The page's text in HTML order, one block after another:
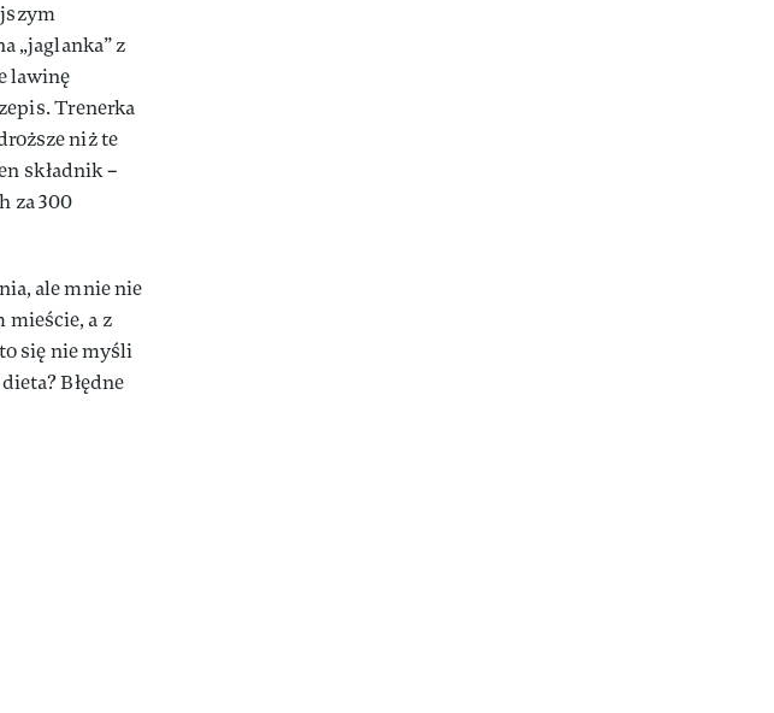
„jaglanka” z
lawinę
Trenerka
niż te
składnik –
za 300
ale mnie nie
a z
się nie myśli
Błędne